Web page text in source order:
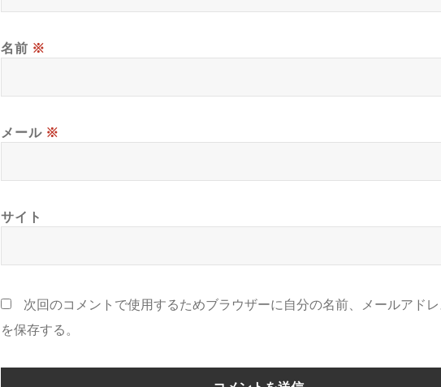
名前 ※
メール ※
サイト
次回のコメントで使用するためブラウザーに自分の名前、メールアド
を保存する。